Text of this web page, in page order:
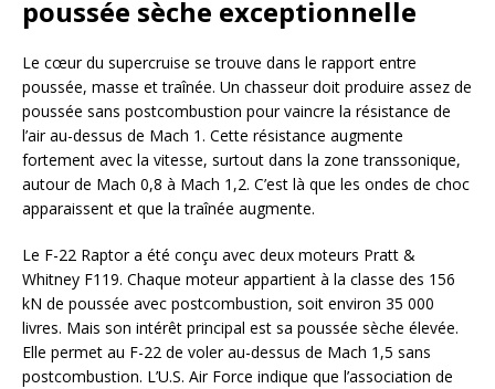
poussée sèche exceptionnelle
Le cœur du supercruise se trouve dans le rapport entre
poussée, masse et traînée. Un chasseur doit produire assez de
poussée sans postcombustion pour vaincre la résistance de
l’air au-dessus de Mach 1. Cette résistance augmente
fortement avec la vitesse, surtout dans la zone transsonique,
autour de Mach 0,8 à Mach 1,2. C’est là que les ondes de choc
apparaissent et que la traînée augmente.
Le F-22 Raptor a été conçu avec deux moteurs Pratt &
Whitney F119. Chaque moteur appartient à la classe des 156
kN de poussée avec postcombustion, soit environ 35 000
livres. Mais son intérêt principal est sa poussée sèche élevée.
Elle permet au F-22 de voler au-dessus de Mach 1,5 sans
postcombustion. L’U.S. Air Force indique que l’association de